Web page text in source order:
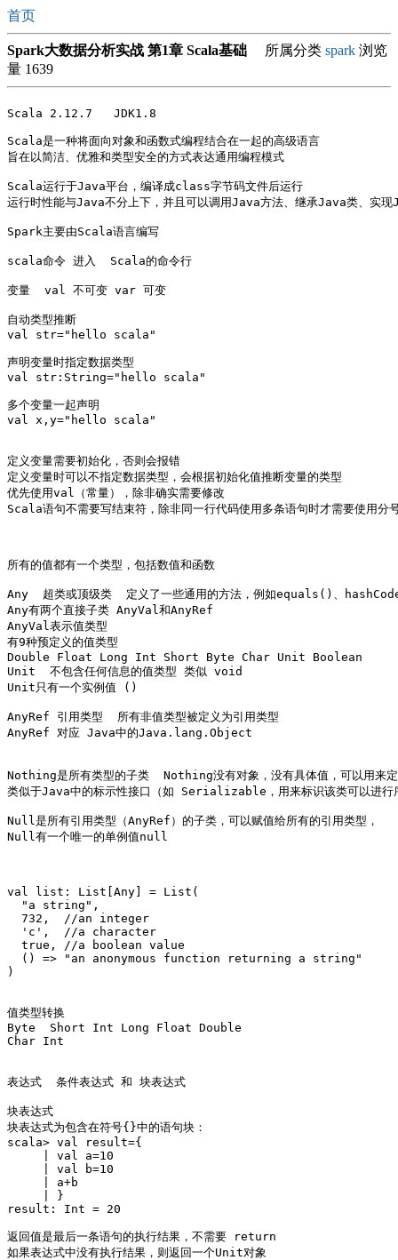
首页
Spark大数据分析实战 第1章 Scala基础 所属分类 spark 浏览
量 1639
Scala 2.12.7   JDK1.8
Scala是一种将面向对象和函数式编程结合在一起的高级语言
旨在以简洁、优雅和类型安全的方式表达通用编程模式
Scala运行于Java平台，编译成class字节码文件后运行
运行时性能与Java不分上下，并且可以调用Java方法、继承Java类、实现
Spark主要由Scala语言编写
scala命令 进入  Scala的命令行
变量  val 不可变 var 可变
自动类型推断
val str="hello scala"
声明变量时指定数据类型
val str:String="hello scala"
多个变量一起声明
val x,y="hello scala"
定义变量需要初始化，否则会报错
定义变量时可以不指定数据类型，会根据初始化值推断变量的类型
优先使用val（常量），除非确实需要修改
Scala语句不需要写结束符，除非同一行代码使用多条语句时才需要使用分
所有的值都有一个类型，包括数值和函数
Any  超类或顶级类  定义了一些通用的方法，例如equals()、
Any有两个直接子类 AnyVal和AnyRef
AnyVal表示值类型
有9种预定义的值类型
Double Float Long Int Short Byte Char Unit Boolean
Unit  不包含任何信息的值类型 类似 void
Unit只有一个实例值 ()
AnyRef 引用类型  所有非值类型被定义为引用类型
AnyRef 对应 Java中的Java.lang.Object
Nothing是所有类型的子类  Nothing没有对象，没有具体值，可以用来定
类似于Java中的标示性接口（如 Serializable，用来标识该类可以进行
Null是所有引用类型（AnyRef）的子类，可以赋值给所有的引用类型，
Null有一个唯一的单例值null
val list: List[Any] = List(
  "a string",
  732,  //an integer
  'c',  //a character
  true, //a boolean value
  () => "an anonymous function returning a string"
)
值类型转换
Byte  Short Int Long Float Double
Char Int
表达式  条件表达式 和 块表达式
块表达式
块表达式为包含在符号{}中的语句块：
scala> val result={
     | val a=10
     | val b=10
     | a+b
     | }
result: Int = 20
返回值是最后一条语句的执行结果，不需要 return
如果表达式中没有执行结果，则返回一个Unit对象